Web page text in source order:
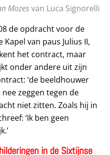
Mozesvan Luca Signorelli
de opdracht voor de
van paus Julius II,
het contract, maar
onder andere uit zijn
‘de beeldhouwer
nee zeggen tegen de
niet zitten. Zoals hij in
‘Ik ben geen
in de Sixtijnse